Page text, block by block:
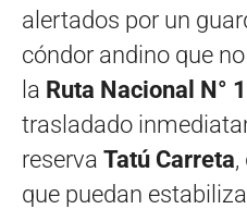
alertados por un
cóndor andino que
la Ruta Nacional N°
trasladado
reserva Tatú Carreta,
que puedan